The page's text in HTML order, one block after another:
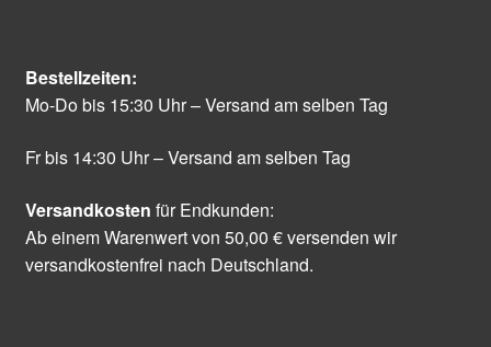
Bestellzeiten:
Mo-Do bis 15:30 Uhr – Versand am selben Tag
Fr bis 14:30 Uhr – Versand am selben Tag
Versandkosten für Endkunden:
Ab einem Warenwert von 50,00 € versenden wir
versandkostenfrei nach Deutschland.